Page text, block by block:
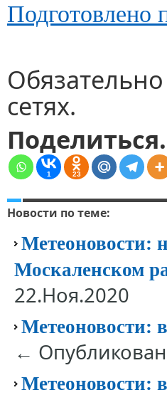
Подготовлено
сетях.
Поделиться.
1 23
Новости по теме:
Метеоновости:
Москаленском
22.Ноя.2020
Метеоновости:
←
Метеоновости: